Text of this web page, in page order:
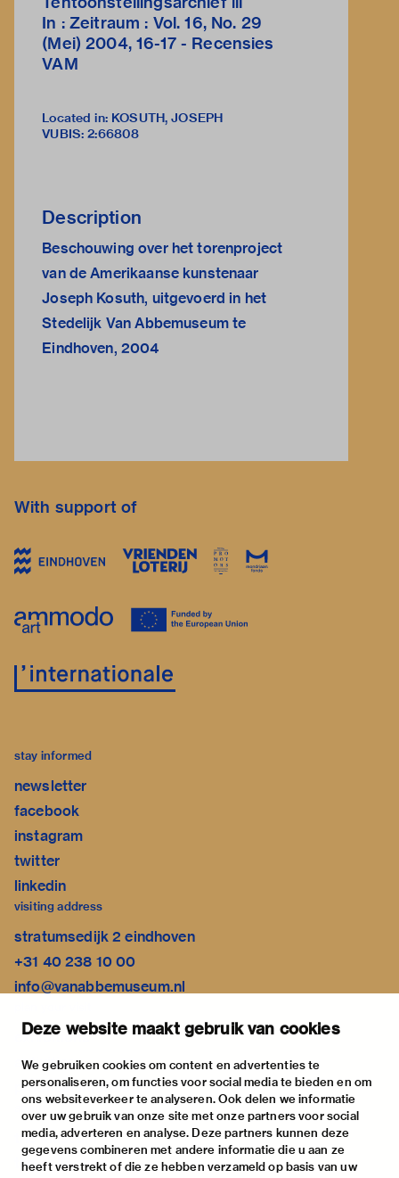
Deze website maakt gebruik van cookies
We gebruiken cookies om content en advertenties te
personaliseren, om functies voor social media te bieden en om
ons websiteverkeer te analyseren. Ook delen we informatie
over uw gebruik van onze site met onze partners voor social
media, adverteren en analyse. Deze partners kunnen deze
gegevens combineren met andere informatie die u aan ze
heeft verstrekt of die ze hebben verzameld op basis van uw
In : Zeitraum : Vol. 16, No. 29
(Mei) 2004, 16-17 - Recensies
VAM
Located in: KOSUTH, JOSEPH
VUBIS: 2:66808
Description
Beschouwing over het torenproject
van de Amerikaanse kunstenaar
Joseph Kosuth, uitgevoerd in het
Stedelijk Van Abbemuseum te
Eindhoven, 2004
With support of
stay informed
newsletter
facebook
instagram
twitter
linkedin
visiting address
stratumsedijk 2 eindhoven
+31 40 238 10 00
info@vanabbemuseum.nl
exhibitions
activities
practical information
about
the museum
the collection